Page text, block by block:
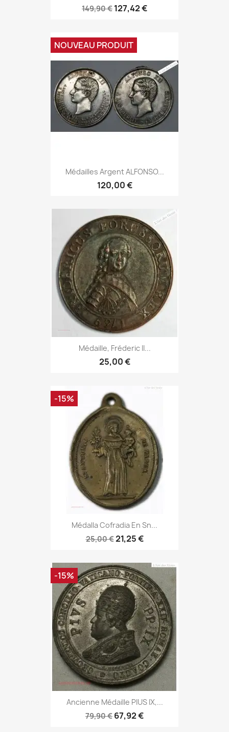
149,90 € 127,42 €
Médailles Argent ALFONSO...
120,00 €
NOUVEAU PRODUIT
Médaille, Fréderic II...
25,00 €
Médalla Cofradia En Sn...
25,00 €21,25 €
-15%
Ancienne Médaille PIUS IX,...
79,90 € 67,92 €
-15%